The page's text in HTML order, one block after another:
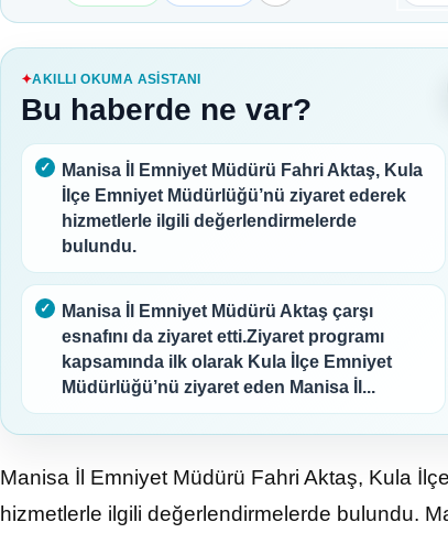
AKILLI OKUMA ASISTANI
Bu haberde ne var?
Manisa İl Emniyet Müdürü Fahri Aktaş, Kula
İlçe Emniyet Müdürlüğü’nü ziyaret ederek
hizmetlerle ilgili değerlendirmelerde
bulundu.
Manisa İl Emniyet Müdürü Aktaş çarşı
esnafını da ziyaret etti.Ziyaret programı
kapsamında ilk olarak Kula İlçe Emniyet
Müdürlüğü’nü ziyaret eden Manisa İl...
Manisa İl Emniyet Müdürü Fahri Aktaş, Kula
hizmetlerle ilgili değerlendirmelerde bulundu.